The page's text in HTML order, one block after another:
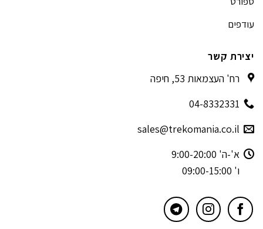
עודפים
יצירת קשר
רח' העצמאות 53, חיפה
04-8332331
sales@trekomania.co.il
א'-ה' 9:00-20:00
ו' 09:00-15:00